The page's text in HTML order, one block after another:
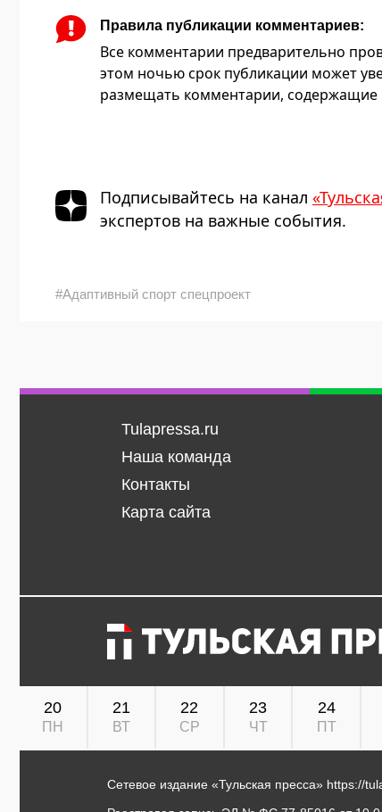
Правила публикации комментариев:
Все комментарии предварительно
этом ночью срок публикации может
размещать комментарии, содержащие
Подписывайтесь на канал
экспертов на важные события.
#Адаптивный спорт спецпроект
Tulapressa.ru
Наша команда
Контакты
Карта сайта
20
ПН
21
ВТ
22
СР
23
ЧТ
24
ПТ
Сетевое издание «Тульская пресса» https://